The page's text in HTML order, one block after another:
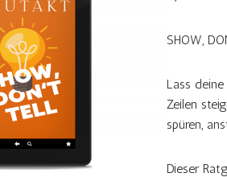
SHOW,
Lass
Zeilen
spüren,
Dieser